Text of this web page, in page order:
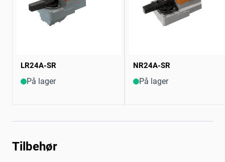
LR24A-SR
På lager
NR24A-SR
På lager
Tilbehør